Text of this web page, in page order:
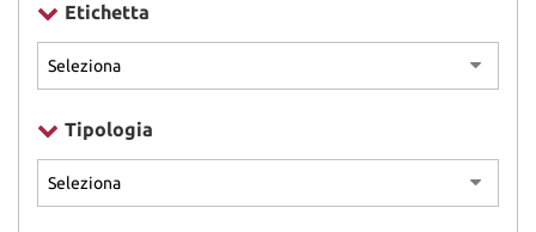
ACQUISTIAMO USATO
Etichetta
Tipologia